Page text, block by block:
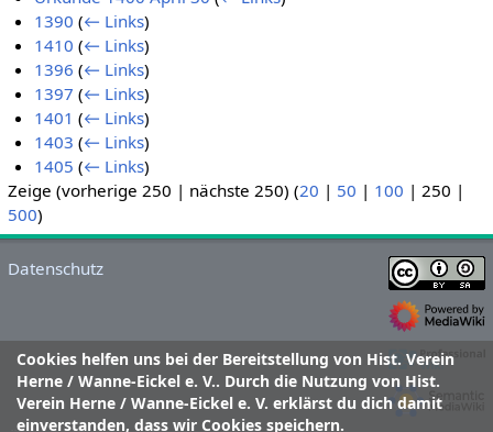
1390 (← Links)
1410 (← Links)
1396 (← Links)
1397 (← Links)
1401 (← Links)
1403 (← Links)
1405 (← Links)
Zeige (vorherige 250 | nächste 250) (20 | 50 | 100 | 250 |
500)
Cookies helfen uns bei der Bereitstellung von Hist. Verein
Herne / Wanne-Eickel e. V.. Durch die Nutzung von Hist.
Verein Herne / Wanne-Eickel e. V. erklärst du dich damit
einverstanden, dass wir Cookies speichern.
Datenschutz